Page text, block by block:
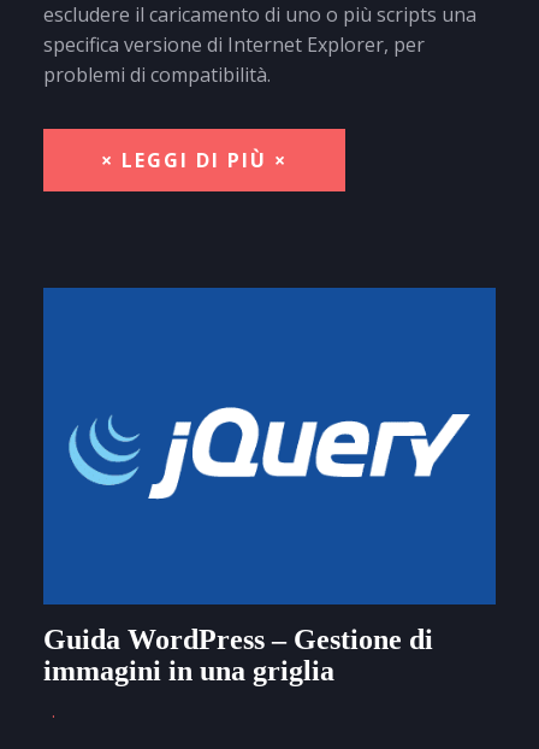
escludere il caricamento di uno o più scripts una
specifica versione di Internet Explorer, per
problemi di compatibilità.
× LEGGI DI PIÙ ×
Guida WordPress – Gestione di
immagini in una griglia